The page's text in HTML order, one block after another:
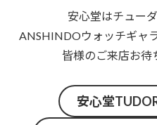
安心堂はチュー
ANSHINDOウォッチギャ
皆様のご来店お待
安心堂